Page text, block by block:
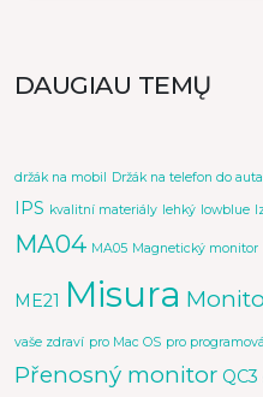
DAUGIAU TEMŲ
držák na mobil Držák na telefon do auta
IPS kvalitní materiály lehký lowblue
MA04 MA05 Magnetický monitor
ME21 Misura
vaše zdraví pro Mac OS pro
Přenosný monitor QC3